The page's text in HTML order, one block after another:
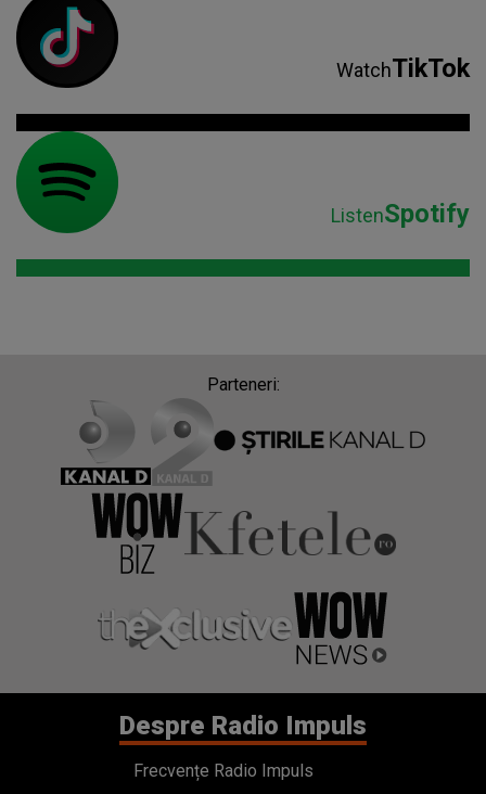
WatchTikTok
ListenSpotify
Parteneri:
Despre Radio Impuls
Frecvențe Radio Impuls